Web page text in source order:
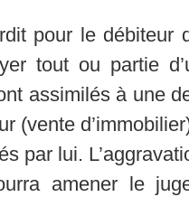
pour le débiteur
tout ou partie
assimilés à une
(vente
par lui.
amener le